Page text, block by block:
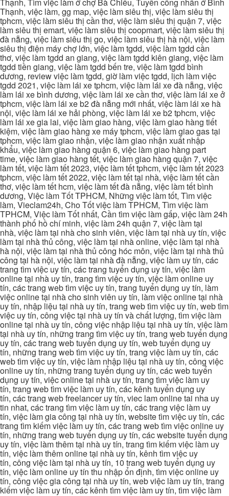
Thạnh, việc làm, gg map, việc làm siêu thị, việc làm siêu thị
tphcm, việc làm siêu thị cần thơ, việc làm siêu thị quận 7, việc
làm siêu thị emart, việc làm siêu thị coopmart, việc làm siêu thị
đà nẵng, việc làm siêu thị go, việc làm siêu thị hà nội, việc làm
siêu thị điện máy chợ lớn, việc làm tgdd, việc làm tgdd cần
thơ, việc làm tgdd an giang, việc làm tgdd kiên giang, việc làm
tgdd tiền giang, việc làm tgdd bến tre, việc làm tgdd bình
dương, review việc làm tgdd, giờ làm việc tgdd, lịch làm việc
tgdd 2021, việc làm lái xe tphcm, việc làm lái xe đà nẵng, việc
làm lái xe bình dương, việc làm lái xe cần thơ, việc làm lái xe ở
tphcm, việc làm lái xe b2 đà nẵng mới nhất, việc làm lái xe hà
nội, việc làm lái xe hải phòng, việc làm lái xe b2 tphcm, việc
làm lái xe gia lai, việc làm giao hàng, việc làm giao hàng tiết
kiệm, việc làm giao hàng xe máy tphcm, việc làm giao gas tại
tphcm, việc làm giao nhận, việc làm giao nhận xuất nhập
khẩu, việc làm giao hàng quận 6, việc làm giao hàng part
time, việc làm giao hàng tết, việc làm giao hàng quận 7, việc
làm tết, việc làm tết 2023, việc làm tết tphcm, việc làm tết 2023
tphcm, việc làm tết 2022, việc làm tết tại nhà, việc làm tết cần
thơ, việc làm tết hcm, việc làm tết đà nẵng, việc làm tết bình
dương, Việc làm Tốt TPHCM, Những việc làm tốt, Tìm việc
làm, Vieclam24h, Cho Tốt việc làm TPHCM, Tìm việc làm
TPHCM, Việc làm Tốt nhất, Cần tìm việc làm gấp, việc làm 24h
thành phố hồ chí minh, việc làm 24h quận 7, việc làm tại
nhà, việc làm tại nhà cho sinh viên, việc làm tại nhà uy tín, việc
làm tại nhà thủ công, việc làm tại nhà online, việc làm tại nhà
hà nội, việc làm tại nhà thủ công hóc môn, việc làm tại nhà thủ
công tại hà nội, việc làm tại nhà đà nẵng, việc làm uy tín, các
trang tìm việc uy tín, các trang tuyển dụng uy tín, việc làm
online tại nhà uy tín, trang tìm việc uy tín, việc làm online uy
tín, các trang web tìm việc uy tín, trang tuyển dụng uy tín, làm
việc online tại nhà cho sinh viên uy tín, làm việc online tại nhà
uy tín, nhập liệu tại nhà uy tín, trang web tìm việc uy tín, web tìm
việc uy tín, công việc tại nhà uy tín và chất lượng, tìm việc làm
online tại nhà uy tín, công việc nhập liệu tại nhà uy tín, việc làm
tại nhà uy tín, những trang tìm việc uy tín, trang web tuyển dụng
uy tín, các trang web tuyển dụng uy tín, web tuyển dụng uy
tín, những trang web tìm việc uy tín, trang việc làm uy tín, các
web tìm việc uy tín, việc làm nhập liệu tại nhà uy tín, công việc
online uy tín, những trang tuyển dụng uy tín, các web tuyển
dụng uy tín, việc online tại nhà uy tín, trang tìm việc làm uy
tín, trang web tìm việc làm uy tín, các kênh tuyển dụng uy
tín, các trang web freelancer uy tín, viec lam online tai nha uy
tin nhat, các trang tìm việc làm uy tín, các trang việc làm uy
tín, việc làm gia công tại nhà uy tín, website tìm việc uy tín, các
trang tìm kiếm việc làm uy tín, các trang web tìm việc online uy
tín, những trang web tuyển dụng uy tín, các website tuyển dụng
uy tín, việc làm thêm tại nhà uy tín, trang tìm kiếm việc làm uy
tín, việc làm thêm online tại nhà uy tín, kênh tìm việc uy
tín, công việc làm tại nhà uy tín, 10 trang web tuyển dụng uy
tín, việc làm online uy tín thu nhập ổn định, tìm việc online uy
tín, công việc gia công tại nhà uy tín, web việc làm uy tín, trang
kiếm việc làm uy tín, các kênh tìm việc làm uy tín, tìm việc làm